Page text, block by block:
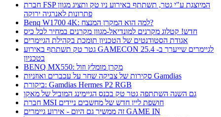
חברת FSP המיוצגת ע"י גטר, תשתתף באירוע ניו טק ותציג מגוון
פתרונות לאנרגיה ירוקה
Benq W1700 4K: למה הוא המקרן המנצח?
חדש! קטלוג מקרנים למונדיאל-מגוון מקרנים במחיר לכל כיס
אגודת הסטודנטים של הטכניון תומכת בקהילת הגיימרים
גטר טק תשתתף באירוע GAMECON לגיימרים שייערך ב- 25.4
בטכניון
BENQ MX550: מקרן מומלץ וזול
סקירות של צביקה שחר על עכברים ואוזניות Gamdias
ביקורת: Gamdias Hermes P2 RGB
גם השנה השתתפה גטר טק בכנס הגיימינג המוביל של מאקו
חברת MSI חושפת ליין חדש של מחשבים ניידים
זה ממשיך גם היום - אירוע גיימרים GAME IN